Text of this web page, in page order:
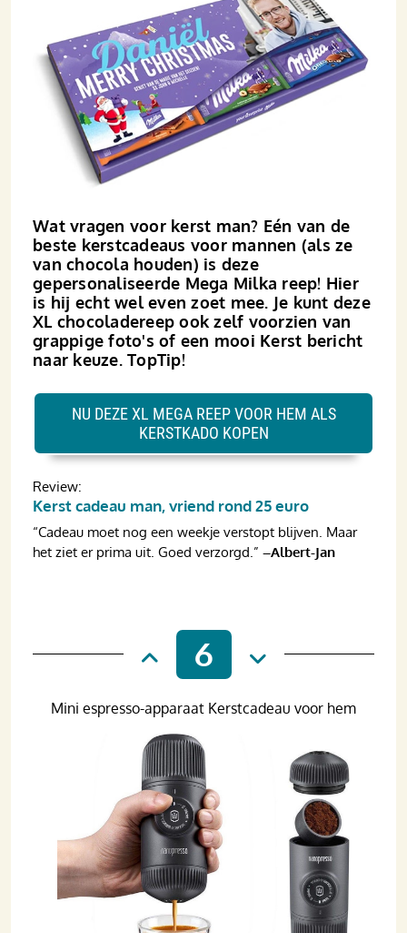
Wat vragen voor kerst man? Eén van de
beste kerstcadeaus voor mannen (als ze
van chocola houden) is deze
gepersonaliseerde Mega Milka reep! Hier
is hij echt wel even zoet mee. Je kunt deze
XL chocoladereep ook zelf voorzien van
grappige foto's of een mooi Kerst bericht
naar keuze. TopTip!
Review:
Kerst cadeau man, vriend rond 25 euro
“Cadeau moet nog een weekje verstopt blijven. Maar
het ziet er prima uit. Goed verzorgd.” –Albert-Jan
NU DEZE XL MEGA REEP VOOR HEM ALS
KERSTKADO KOPEN
6
Mini espresso-apparaat Kerstcadeau voor hem